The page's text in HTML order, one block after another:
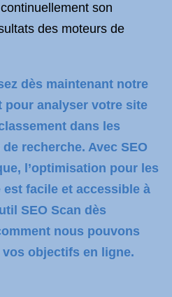
son
des moteurs de
dès maintenant notre
pour analyser votre site
dans les
recherche. Avec SEO
l’optimisation pour les
facile et accessible à
SEO Scan dès
nous pouvons
objectifs en ligne.